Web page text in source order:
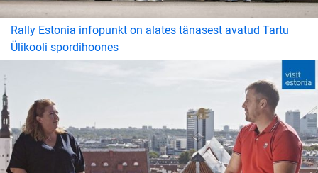
Rally Estonia infopunkt on alates tänasest avatud Tartu
Ülikooli spordihoones